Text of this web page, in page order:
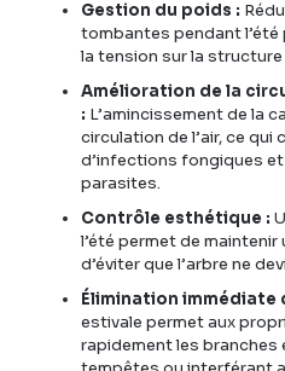
Gestion du poids :
tombantes pendant
la tension sur la structure
Amélioration de la
: L’amincissement de la
circulation de l’air, ce qui
d’infections fongiques
parasites.
Contrôle esthétique :
l’été permet de
d’éviter que l’arbre ne
Élimination immédiate
estivale permet aux
rapidement les branches